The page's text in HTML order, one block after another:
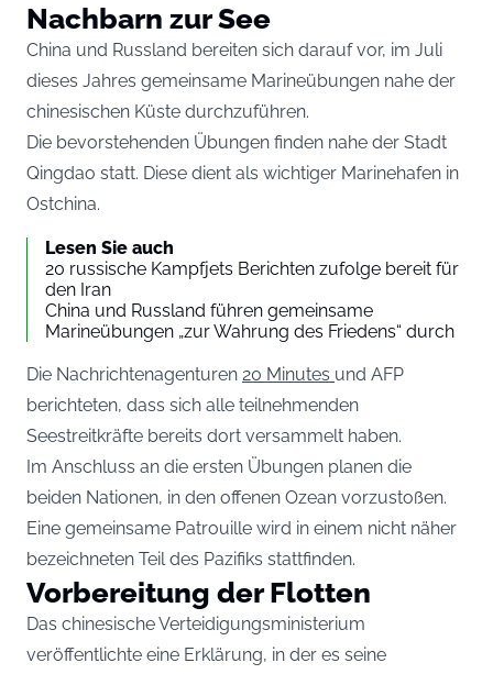
Nachbarn zur See
China und Russland bereiten sich darauf vor, im Juli
dieses Jahres gemeinsame Marineübungen nahe der
chinesischen Küste durchzuführen.
Die bevorstehenden Übungen finden nahe der Stadt
Qingdao statt. Diese dient als wichtiger Marinehafen in
Ostchina.
Lesen Sie auch
20 russische Kampfjets Berichten zufolge bereit für
den Iran
China und Russland führen gemeinsame
Marineübungen „zur Wahrung des Friedens“ durch
Die Nachrichtenagenturen 20 Minutes und AFP
berichteten, dass sich alle teilnehmenden
Seestreitkräfte bereits dort versammelt haben.
Im Anschluss an die ersten Übungen planen die
beiden Nationen, in den offenen Ozean vorzustoßen.
Eine gemeinsame Patrouille wird in einem nicht näher
bezeichneten Teil des Pazifiks stattfinden.
Vorbereitung der Flotten
Das chinesische Verteidigungsministerium
veröffentlichte eine Erklärung, in der es seine